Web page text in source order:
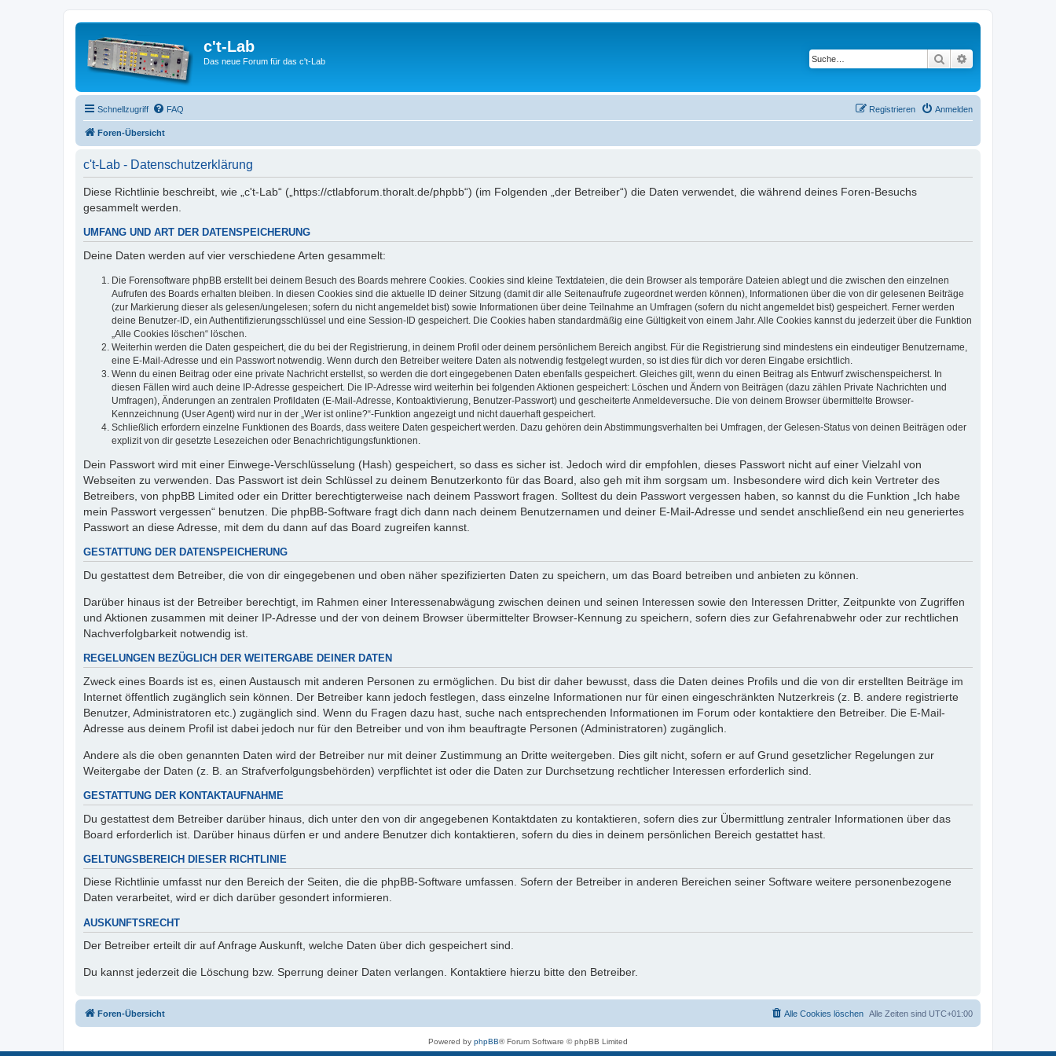
c't-Lab
Das neue Forum für das c't-Lab Suche
Schnellzugriff FAQ Anmelden
Registrieren
Foren-Übersicht
c't-Lab - Datenschutzerklärung
Diese Richtlinie beschreibt, wie „c't-Lab“ („https://ctlabforum.thoralt.de/phpbb“) (im Folgenden „der Betreiber“) die Daten verwendet, die während deines Foren-Besuchs
gesammelt werden.
UMFANG UND ART DER DATENSPEICHERUNG
Deine Daten werden auf vier verschiedene Arten gesammelt:
Die Forensoftware phpBB erstellt bei deinem Besuch des Boards mehrere Cookies. Cookies sind kleine Textdateien, die dein Browser als temporäre Dateien ablegt und die zwischen den einzelnen
Aufrufen des Boards erhalten bleiben. In diesen Cookies sind die aktuelle ID deiner Sitzung (damit dir alle Seitenaufrufe zugeordnet werden können), Informationen über die von dir gelesenen Beiträge
(zur Markierung dieser als gelesen/ungelesen; sofern du nicht angemeldet bist) sowie Informationen über deine Teilnahme an Umfragen (sofern du nicht angemeldet bist) gespeichert. Ferner werden
deine Benutzer-ID, ein Authentifizierungsschlüssel und eine Session-ID gespeichert. Die Cookies haben standardmäßig eine Gültigkeit von einem Jahr. Alle Cookies kannst du jederzeit über die Funktion
„Alle Cookies löschen“ löschen.
Weiterhin werden die Daten gespeichert, die du bei der Registrierung, in deinem Profil oder deinem persönlichem Bereich angibst. Für die Registrierung sind mindestens ein eindeutiger Benutzername,
eine E-Mail-Adresse und ein Passwort notwendig. Wenn durch den Betreiber weitere Daten als notwendig festgelegt wurden, so ist dies für dich vor deren Eingabe ersichtlich.
Wenn du einen Beitrag oder eine private Nachricht erstellst, so werden die dort eingegebenen Daten ebenfalls gespeichert. Gleiches gilt, wenn du einen Beitrag als Entwurf zwischenspeicherst. In
diesen Fällen wird auch deine IP-Adresse gespeichert. Die IP-Adresse wird weiterhin bei folgenden Aktionen gespeichert: Löschen und Ändern von Beiträgen (dazu zählen Private Nachrichten und
Umfragen), Änderungen an zentralen Profildaten (E-Mail-Adresse, Kontoaktivierung, Benutzer-Passwort) und gescheiterte Anmeldeversuche. Die von deinem Browser übermittelte Browser-
Kennzeichnung (User Agent) wird nur in der „Wer ist online?“-Funktion angezeigt und nicht dauerhaft gespeichert.
Schließlich erfordern einzelne Funktionen des Boards, dass weitere Daten gespeichert werden. Dazu gehören dein Abstimmungsverhalten bei Umfragen, der Gelesen-Status von deinen Beiträgen oder
explizit von dir gesetzte Lesezeichen oder Benachrichtigungsfunktionen.
Dein Passwort wird mit einer Einwege-Verschlüsselung (Hash) gespeichert, so dass es sicher ist. Jedoch wird dir empfohlen, dieses Passwort nicht auf einer Vielzahl von
Webseiten zu verwenden. Das Passwort ist dein Schlüssel zu deinem Benutzerkonto für das Board, also geh mit ihm sorgsam um. Insbesondere wird dich kein Vertreter des
Betreibers, von phpBB Limited oder ein Dritter berechtigterweise nach deinem Passwort fragen. Solltest du dein Passwort vergessen haben, so kannst du die Funktion „Ich habe
mein Passwort vergessen“ benutzen. Die phpBB-Software fragt dich dann nach deinem Benutzernamen und deiner E-Mail-Adresse und sendet anschließend ein neu generiertes
Passwort an diese Adresse, mit dem du dann auf das Board zugreifen kannst.
GESTATTUNG DER DATENSPEICHERUNG
Du gestattest dem Betreiber, die von dir eingegebenen und oben näher spezifizierten Daten zu speichern, um das Board betreiben und anbieten zu können.
Darüber hinaus ist der Betreiber berechtigt, im Rahmen einer Interessenabwägung zwischen deinen und seinen Interessen sowie den Interessen Dritter, Zeitpunkte von Zugriffen
und Aktionen zusammen mit deiner IP-Adresse und der von deinem Browser übermittelter Browser-Kennung zu speichern, sofern dies zur Gefahrenabwehr oder zur rechtlichen
Nachverfolgbarkeit notwendig ist.
REGELUNGEN BEZÜGLICH DER WEITERGABE DEINER DATEN
Zweck eines Boards ist es, einen Austausch mit anderen Personen zu ermöglichen. Du bist dir daher bewusst, dass die Daten deines Profils und die von dir erstellten Beiträge im
Internet öffentlich zugänglich sein können. Der Betreiber kann jedoch festlegen, dass einzelne Informationen nur für einen eingeschränkten Nutzerkreis (z. B. andere registrierte
Benutzer, Administratoren etc.) zugänglich sind. Wenn du Fragen dazu hast, suche nach entsprechenden Informationen im Forum oder kontaktiere den Betreiber. Die E-Mail-
Adresse aus deinem Profil ist dabei jedoch nur für den Betreiber und von ihm beauftragte Personen (Administratoren) zugänglich.
Andere als die oben genannten Daten wird der Betreiber nur mit deiner Zustimmung an Dritte weitergeben. Dies gilt nicht, sofern er auf Grund gesetzlicher Regelungen zur
Weitergabe der Daten (z. B. an Strafverfolgungsbehörden) verpflichtet ist oder die Daten zur Durchsetzung rechtlicher Interessen erforderlich sind.
GESTATTUNG DER KONTAKTAUFNAHME
Du gestattest dem Betreiber darüber hinaus, dich unter den von dir angegebenen Kontaktdaten zu kontaktieren, sofern dies zur Übermittlung zentraler Informationen über das
Board erforderlich ist. Darüber hinaus dürfen er und andere Benutzer dich kontaktieren, sofern du dies in deinem persönlichen Bereich gestattet hast.
GELTUNGSBEREICH DIESER RICHTLINIE
Diese Richtlinie umfasst nur den Bereich der Seiten, die die phpBB-Software umfassen. Sofern der Betreiber in anderen Bereichen seiner Software weitere personenbezogene
Daten verarbeitet, wird er dich darüber gesondert informieren.
AUSKUNFTSRECHT
Der Betreiber erteilt dir auf Anfrage Auskunft, welche Daten über dich gespeichert sind.
Du kannst jederzeit die Löschung bzw. Sperrung deiner Daten verlangen. Kontaktiere hierzu bitte den Betreiber.
Foren-Übersicht Alle Zeiten sind UTC+01:00
Alle Cookies löschen
Powered by phpBB® Forum Software © phpBB Limited